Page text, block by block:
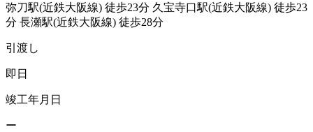
弥刀駅(近鉄大阪線) 徒歩23分 久宝寺口駅(近鉄大阪線) 徒歩23
分 長瀬駅(近鉄大阪線) 徒歩28分
引渡し
即日
竣工年月日
ー